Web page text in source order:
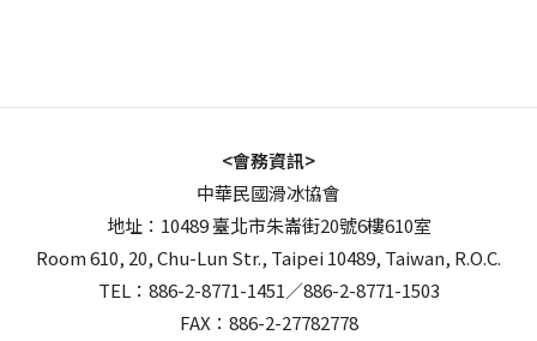
<會務資訊>
中華民國滑冰協會
地址：10489 臺北市朱崙街20號6樓610室
Room 610, 20, Chu-Lun Str., Taipei 10489, Taiwan, R.O.C.
TEL：886-2-8771-1451／886-2-8771-1503
FAX：886-2-27782778